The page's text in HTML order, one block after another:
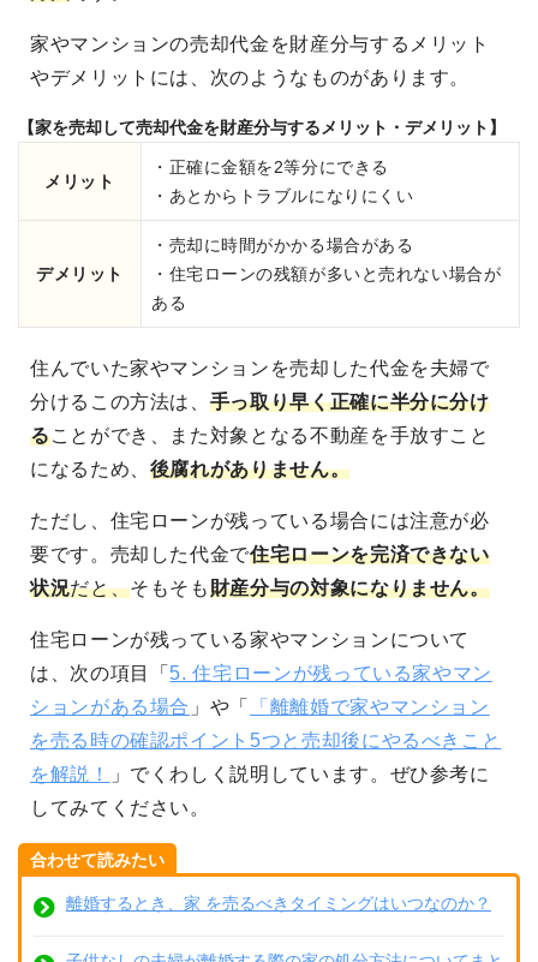
家やマンションの売却代金を財産分与するメリット
やデメリットには、次のようなものがあります。
【家を売却して売却代金を財産分与するメリット・デメリット】
メリット
・正確に金額を2等分にできる
・あとからトラブルになりにくい
デメリット
・売却に時間がかかる場合がある
・住宅ローンの残額が多いと売れない場合が
ある
住んでいた家やマンションを売却した代金を夫婦で
分けるこの方法は、 手っ取り早く正確に半分に分け
ることができ、また対象となる不動産を手放すこと
になるため、 後腐れがありません。
ただし、住宅ローンが残っている場合には注意が必
要です。売却した代金で住宅ローンを完済できない
状況だと、そもそも財産分与の対象になりません。
住宅ローンが残っている家やマンションについて
は、次の項目「 5. 住宅ローンが残っている家やマン
ションがある場合 」や「
「離離婚で家やマンション
を売る時の確認ポイント5つと売却後にやるべきこと
を解説！
」でくわしく説明しています。ぜひ参考に
してみてください。
合わせて読みたい
離婚するとき、家 を売るべきタイミングはいつなのか？